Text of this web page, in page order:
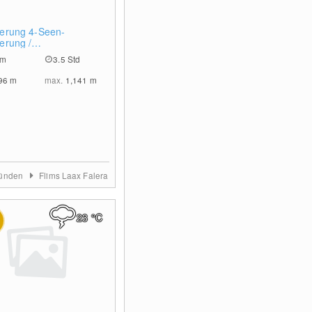
4-Seen-
/
3.5 Std
m max. 1,141 m
Flims Laax Falera
23°C